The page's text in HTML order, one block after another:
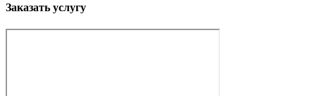
Заказать услугу